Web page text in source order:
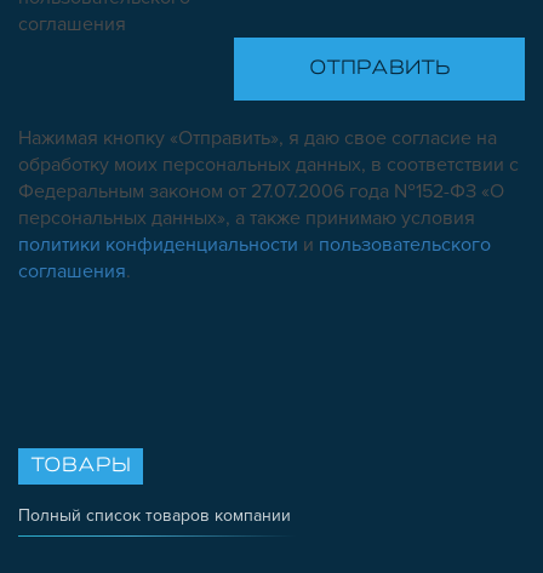
соглашения
Нажимая кнопку «Отправить», я даю свое согласие на
обработку моих персональных данных, в соответствии с
Федеральным законом от 27.07.2006 года №152-ФЗ «О
персональных данных», а также принимаю условия
политики конфиденциальности и пользовательского
соглашения.
ТОВАРЫ
Полный список товаров компании